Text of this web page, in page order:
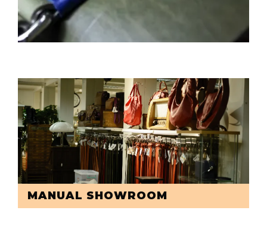
MANUAL SHOWROOM